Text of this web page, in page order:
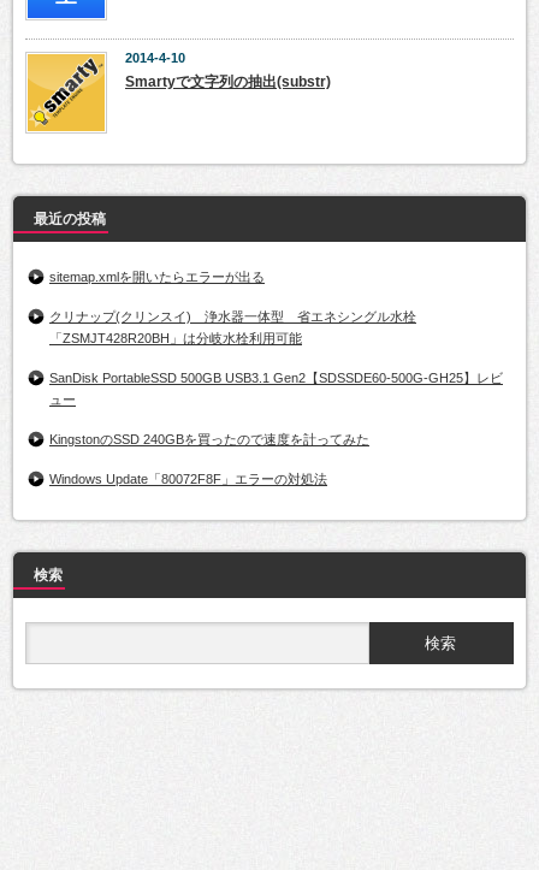
2014-4-10
Smartyで文字列の抽出(substr)
最近の投稿
sitemap.xmlを開いたらエラーが出る
クリナップ(クリンスイ) 浄水器一体型 省エネシングル水栓
「ZSMJT428R20BH」は分岐水栓利用可能
SanDisk PortableSSD 500GB USB3.1 Gen2【SDSSDE60-500G-GH25】レビ
ュー
KingstonのSSD 240GBを買ったので速度を計ってみた
Windows Update「80072F8F」エラーの対処法
検索